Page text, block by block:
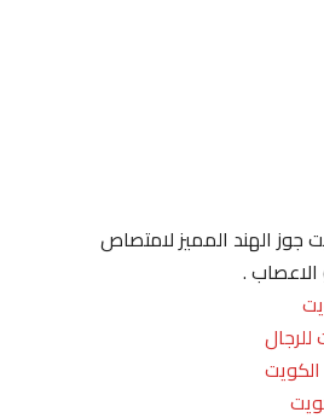
جوز الهند المميز لامتصاص
الاعصاب .